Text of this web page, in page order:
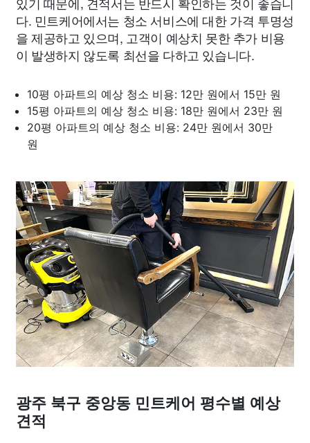
다. 민트케어에서는 청소 서비스에 대한 가격 투명성
을 제공하고 있으며, 고객이 예상치 못한 추가 비용
이 발생하지 않도록 최선을 다하고 있습니다.
10평 아파트의 예상 청소 비용: 12만 원에서 15만 원
15평 아파트의 예상 청소 비용: 18만 원에서 23만 원
20평 아파트의 예상 청소 비용: 24만 원에서 30만
원
광주 북구 중앙동 민트케어 평수별 예상
견적